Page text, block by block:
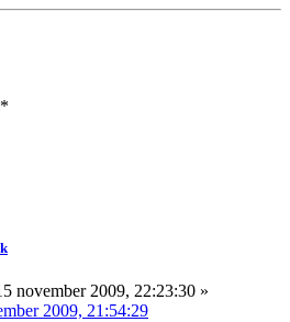
november 2009, 22:23:30 »
2009, 21:54:29